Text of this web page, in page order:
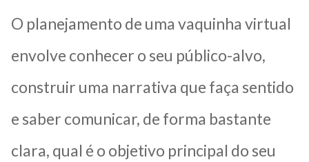
O planejamento de uma vaquinha virtual
envolve conhecer o seu público-alvo,
construir uma narrativa que faça sentido
e saber comunicar, de forma bastante
clara, qual é o objetivo principal do seu